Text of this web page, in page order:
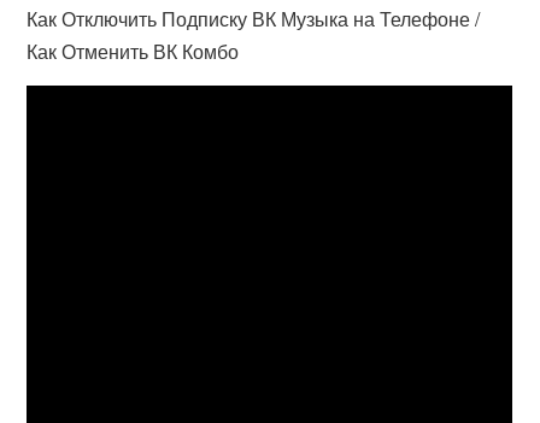
Как Отключить Подписку ВК Музыка на Телефоне /
Как Отменить ВК Комбо